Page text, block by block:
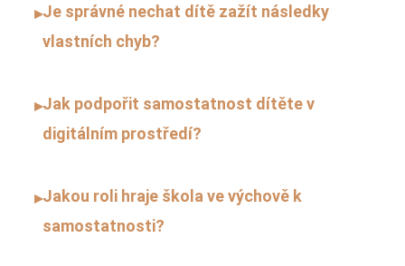
▸Je správné nechat dítě zažít následky
vlastních chyb?
▸Jak podpořit samostatnost dítěte v
digitálním prostředí?
▸Jakou roli hraje škola ve výchově k
samostatnosti?